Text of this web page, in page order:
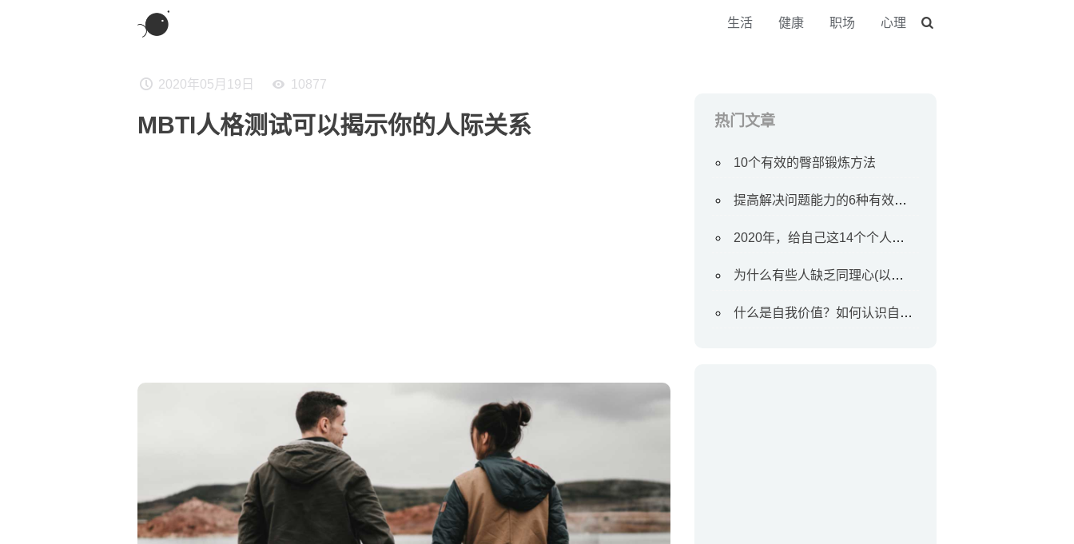
生活 健康 职场 心理
2020年05月19日 10877
MBTI人格测试可以揭示你的人际关系 热门文章
10个有效的臀部锻炼方法
提高解决问题能力的6种有效方法
2020年，给自己这14个个人目标
为什么有些人缺乏同理心(以及如何对待他们)
什么是自我价值？如何认识自我价值